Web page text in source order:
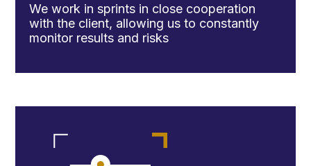
We work in sprints in close cooperation
with the client, allowing us to constantly
monitor results and risks